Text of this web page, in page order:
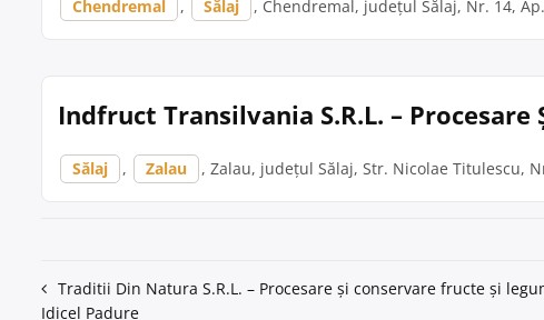
Chendremal , Sălaj , Chendremal, județul Sălaj, Nr. 14, Ap.
Indfruct Transilvania S.R.L. –
Sălaj , Zalau , Zalau, județul Sălaj, Str. Nicolae Titulescu,
Navigare
Traditii Din Natura S.R.L. – Procesare și conservare fructe și
Idicel Padure